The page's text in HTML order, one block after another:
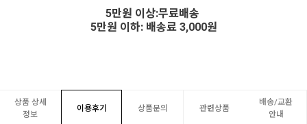
5만원 이상:무료배송
5만원 이하: 배송료 3,000원
상품 상세
정보
이용후기 상품문의 관련상품
배송/교환
안내